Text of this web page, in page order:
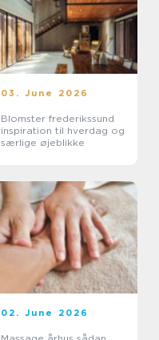
03. June 2026
Blomster frederikssund
inspiration til hverdag og
særlige øjeblikke
02. June 2026